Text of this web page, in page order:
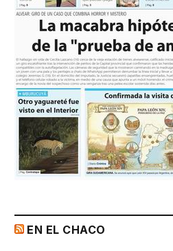
EN EL CHACO